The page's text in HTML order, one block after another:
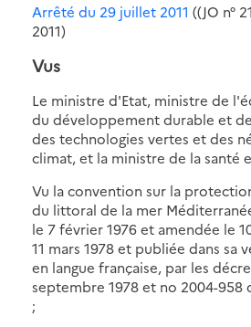
Arrêté du 29 juillet 2011 ((JO n°
2011)
Vus
Le ministre d'Etat, ministre de
du développement durable et
des technologies vertes et des
climat, et la ministre de la santé
Vu la convention sur la
du littoral de la mer
le 7 février 1976 et amendée le
11 mars 1978 et publiée dans sa
en langue française, par les
septembre 1978 et no 2004-958
;